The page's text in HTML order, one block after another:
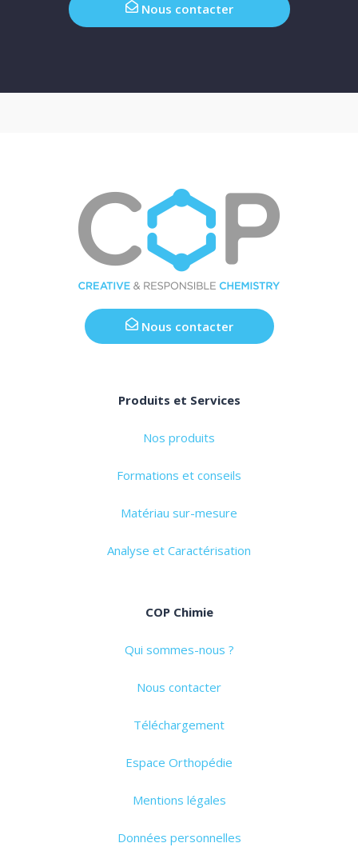
Nous contacter
Nous contacter
Produits et Services
Nos produits
Formations et conseils
Matériau sur-mesure
Analyse et Caractérisation
COP Chimie
Qui sommes-nous ?
Nous contacter
Téléchargement
Espace Orthopédie
Mentions légales
Données personnelles